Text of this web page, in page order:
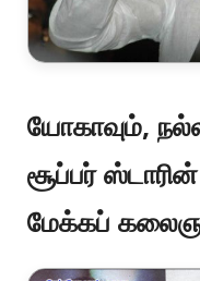
யோகாவும்,
சூப்பர்
மேக்கப் கலைஞர்